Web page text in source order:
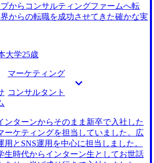
からコンサルティングファームへ転
からの転職を成功させてきた確かな実
大学25歳
マーケティング
コンサルタント
ンターンからそのまま新卒で入社した
ーケティングを担当していました。広
とSNS運用を中心に担当しました。
生時代からインターン生としてお世話